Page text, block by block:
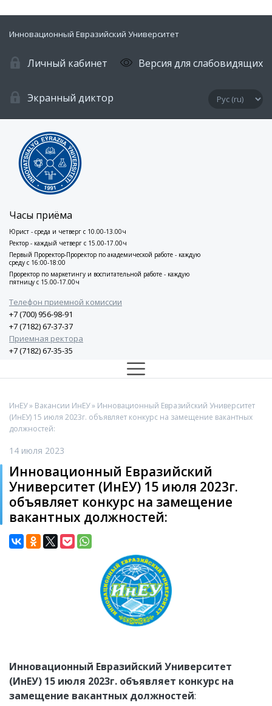
Инновационный Евразийский Университет
Личный кабинет Версия для слабовидящих
Экранный диктор
Часы приёма
Юрист - среда и четверг с 10.00-13.00ч
Ректор - каждый четверг с 15.00-17.00ч
Первый Проректор-Проректор по академической работе - каждую
среду с 16:00-18:00
Проректор по маркетингу и воспитательной работе - каждую
пятницу с 15.00-17.00ч
Телефон приемной комиссии
+7 (700) 956-98-91
+7 (7182) 67-37-37
Приемная ректора
+7 (7182) 67-35-35
ИнЕУ» Вакансии ИнЕУ» Инновационный Евразийский Университет
(ИнЕУ) 15 июля 2023г. объявляет конкурс на замещение вакантных
должностей:
14 июля 2023
Инновационный Евразийский
Университет (ИнЕУ) 15 июля 2023г.
объявляет конкурс на замещение
вакантных должностей:
Инновационный Евразийский Университет
(ИнЕУ) 15 июля 2023г. объявляет конкурс на
замещение вакантных должностей: